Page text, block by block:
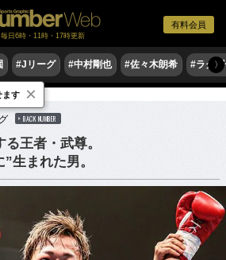
有料会員
毎日6時・11時・17時更新
#Jリーグ #中村剛也 #佐々木朗希 #ラグ〉
BACK NUMBER
王者・武尊。
生まれた男。
ます ×